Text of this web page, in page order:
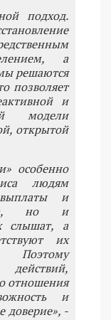
подход.
а
решаются
позволяет
и
модели
открытой
особенно
людям
и
но и
слышат, а
их
Поэтому
отношения
и
доверие», -